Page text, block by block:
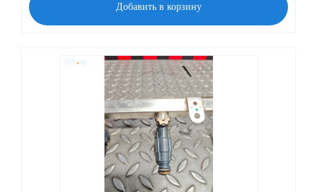
Добавить в корзину